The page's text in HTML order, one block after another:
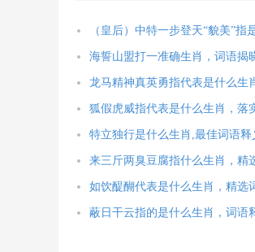
（皇后）中特一步登天“貌美”
海誓山盟打一准确生肖，词语揭
龙马精神真英勇指代表是什么生
狐假虎威指代表是什么生肖，落
特立独行是什么生肖,最佳词语释
来三斤两臭豆腐指什么生肖，精
如饮醍醐代表是什么生肖，精选
蔽日干云指的是什么生肖，词语